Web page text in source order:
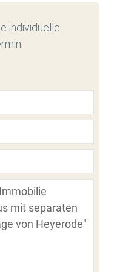
individuelle